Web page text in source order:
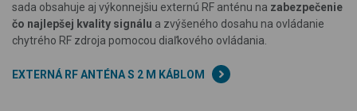
sada obsahuje aj výkonnejšiu externú RF anténu na zabezpečenie
čo najlepšej kvality signálu a zvýšeného dosahu na ovládanie
chytrého RF zdroja pomocou diaľkového ovládania.
EXTERNÁ RF ANTÉNA S 2 M KÁBLOM